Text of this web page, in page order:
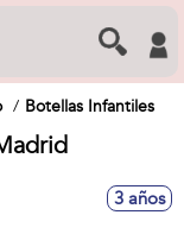
Botellas Infantiles
3 años